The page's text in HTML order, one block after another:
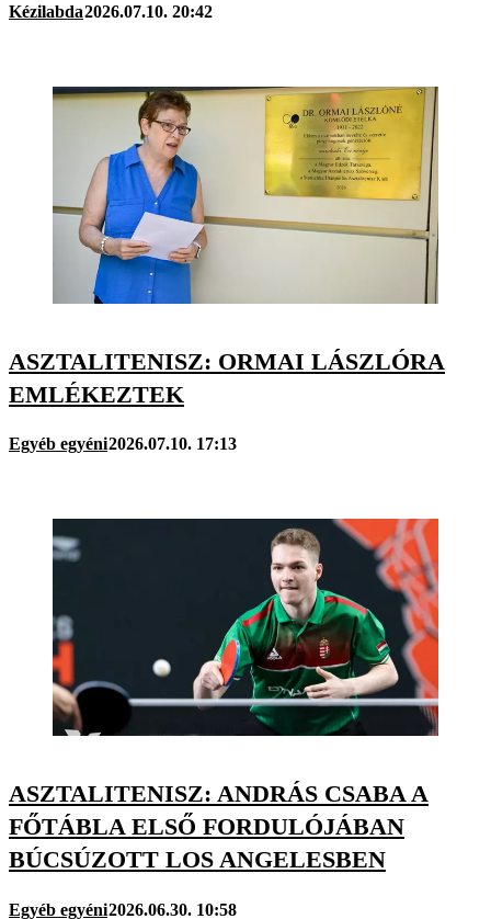
Kézilabda2026.07.10. 20:42
ASZTALITENISZ: ORMAI LÁSZLÓRA
EMLÉKEZTEK
Egyéb egyéni2026.07.10. 17:13
ASZTALITENISZ: ANDRÁS CSABA A
FŐTÁBLA ELSŐ FORDULÓJÁBAN
BÚCSÚZOTT LOS ANGELESBEN
Egyéb egyéni2026.06.30. 10:58